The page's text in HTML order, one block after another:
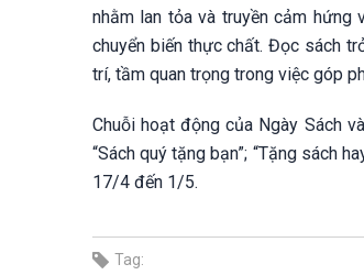
nhằm lan tỏa và truyền cảm
chuyển biến thực chất. Đọc sách
trí, tầm quan trọng trong việc góp
Chuỗi hoạt động của Ngày Sách
“Sách quý tặng bạn”; “Tặng sách
17/4 đến 1/5.
Tag: